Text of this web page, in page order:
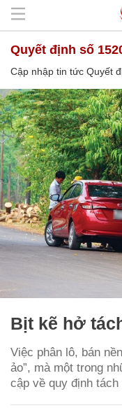
Quyết định số
Cập nhập tin tức Quyết
Bịt kẽ hở
Việc phân lô, bán
ảo”, mà một trong
cập về quy định tách